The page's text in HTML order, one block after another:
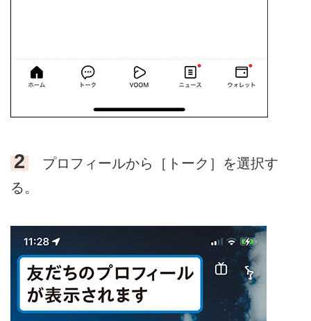
2
プロフィールから［トーク］を選択す
る。